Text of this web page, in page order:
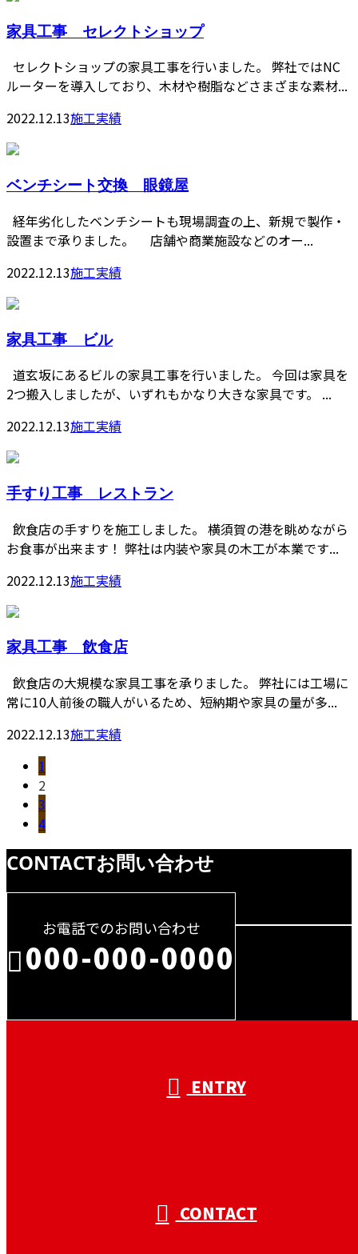
家具工事 セレクトショップ
セレクトショップの家具工事を行いました。 弊社ではNC
ルーターを導入しており、木材や樹脂などさまざまな素材...
2022.12.13施工実績
ベンチシート交換 眼鏡屋
経年劣化したベンチシートも現場調査の上、新規で製作・
設置まで承りました。 店舗や商業施設などのオー...
2022.12.13施工実績
家具工事 ビル
道玄坂にあるビルの家具工事を行いました。 今回は家具を
2つ搬入しましたが、いずれもかなり大きな家具です。 ...
2022.12.13施工実績
手すり工事 レストラン
飲食店の手すりを施工しました。 横須賀の港を眺めながら
お食事が出来ます！ 弊社は内装や家具の木工が本業です...
2022.12.13施工実績
家具工事 飲食店
飲食店の大規模な家具工事を承りました。 弊社には工場に
常に10人前後の職人がいるため、短納期や家具の量が多...
2022.12.13施工実績
1
2
3
4
CONTACTお問い合わせ
お電話でのお問い合わせ
000-000-0000
ENTRY
CONTACT